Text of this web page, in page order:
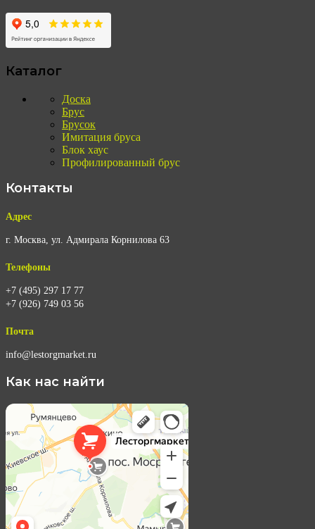
Каталог
Доска
Брус
Брусок
Имитация бруса
Блок хаус
Профилированный брус
Контакты
Адрес
г. Москва, ул. Адмирала Корнилова 63
Телефоны
+7 (495) 297 17 77
+7 (926) 749 03 56
Почта
info@lestorgmarket.ru
Как нас найти
Лесторгмаркет
Пиломатериалы в Москве